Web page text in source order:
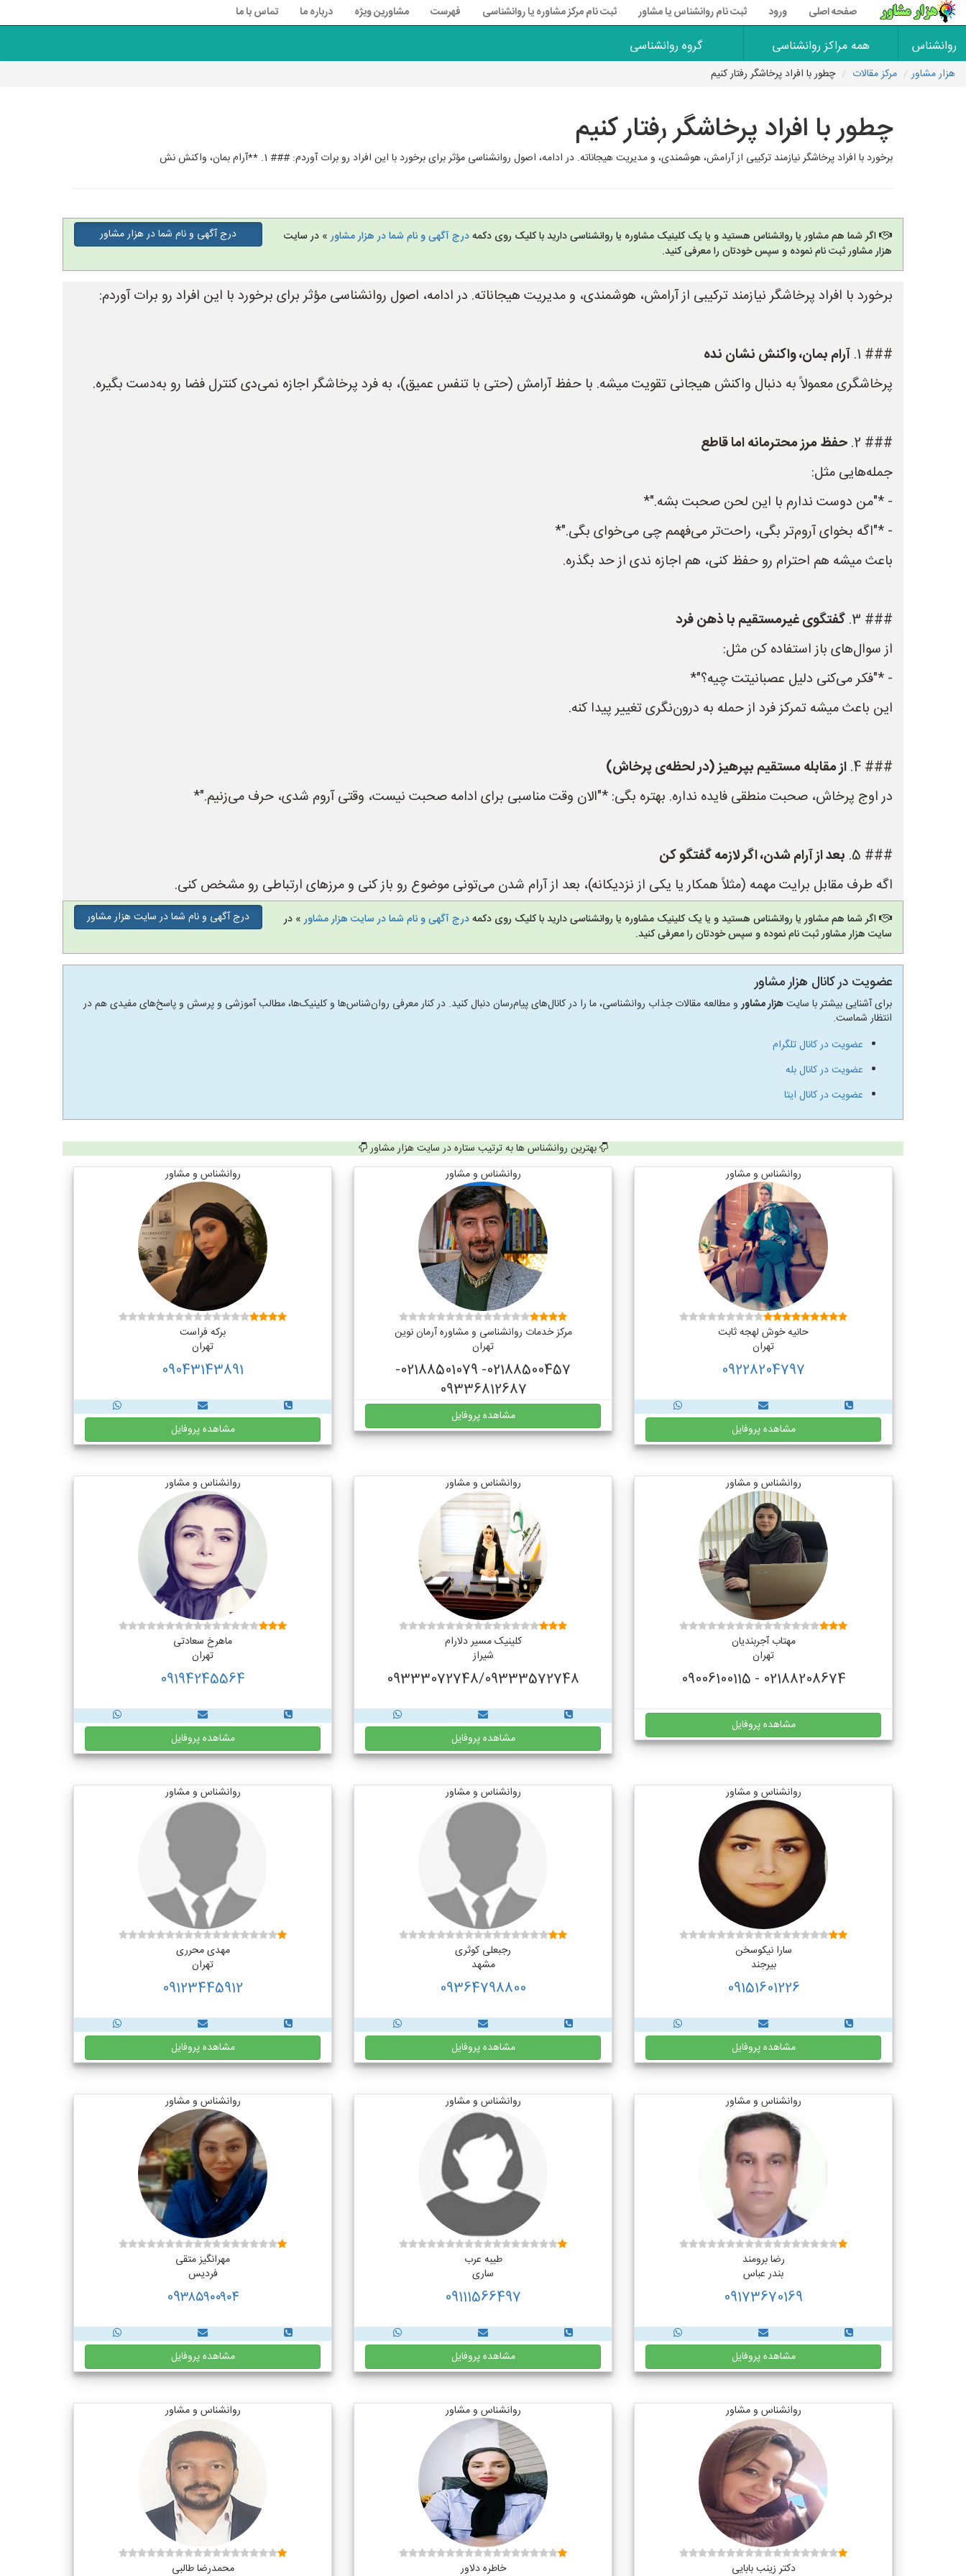
صفحه اصلی ورود ثبت نام روانشناس یا مشاور ثبت نام مرکز مشاوره یا روانشناسی فهرست مشاورین ویژه درباره ما تماس با ما
روانشناس همه مراکز روانشناسی گروه روانشناسی
هزار مشاور مرکز مقالات چطور با افراد پرخاشگر رفتار کنیم
چطور با افراد پرخاشگر رفتار کنیم
برخورد با افراد پرخاشگر نیازمند ترکیبی از آرامش، هوشمندی، و مدیریت هیجاناته. در ادامه، اصول روانشناسی مؤثر برای برخورد با این افراد رو برات آوردم: ### 1. **آرام بمان، واکنش نش
اگر شما هم مشاور یا روانشناس هستید و یا یک کلینیک مشاوره یا روانشناسی دارید با کلیک روی دکمهدرج آگهی و نام شما در هزار مشاور» در سایت
هزار مشاور ثبت نام نموده و سپس خودتان را معرفی کنید.
درج آگهی و نام شما در هزار مشاور
برخورد با افراد پرخاشگر نیازمند ترکیبی از آرامش، هوشمندی، و مدیریت هیجاناته. در ادامه، اصول روانشناسی مؤثر برای برخورد با این افراد رو برات آوردم:
### 1.
آرام بمان، واکنش نشان نده
پرخاشگری معمولاً به دنبال واکنش هیجانی تقویت میشه. با حفظ آرامش (حتی با تنفس عمیق)، به فرد پرخاشگر اجازه نمی‌دی کنترل فضا رو به‌دست بگیره.
### 2.
حفظ مرز محترمانه اما قاطع
جمله‌هایی مثل:
- *"من دوست ندارم با این لحن صحبت بشه."*
- *"اگه بخوای آروم‌تر بگی، راحت‌تر می‌فهمم چی می‌خوای بگی."*
باعث میشه هم احترام رو حفظ کنی، هم اجازه ندی از حد بگذره.
### 3.
گفتگوی غیرمستقیم با ذهن فرد
از سوال‌های باز استفاده کن مثل:
- *"فکر می‌کنی دلیل عصبانیتت چیه؟"*
این باعث میشه تمرکز فرد از حمله به درون‌نگری تغییر پیدا کنه.
### 4.
از مقابله مستقیم بپرهیز (در لحظه‌ی پرخاش)
در اوج پرخاش، صحبت منطقی فایده نداره. بهتره بگی: *"الان وقت مناسبی برای ادامه صحبت نیست، وقتی آروم شدی، حرف می‌زنیم."*
### 5.
بعد از آرام شدن، اگر لازمه گفتگو کن
اگه طرف مقابل برایت مهمه (مثلاً همکار یا یکی از نزدیکانه)، بعد از آرام شدن می‌تونی موضوع رو باز کنی و مرزهای ارتباطی رو مشخص کنی.
اگر شما هم مشاور یا روانشناس هستید و یا یک کلینیک مشاوره یا روانشناسی دارید با کلیک روی دکمهدرج آگهی و نام شما در سایت هزار مشاور» در
سایت هزار مشاور ثبت نام نموده و سپس خودتان را معرفی کنید.
درج آگهی و نام شما در سایت هزار مشاور
عضویت در کانال هزار مشاور
برای آشنایی بیشتر با سایتهزار مشاورو مطالعه مقالات جذاب روانشناسی، ما را در کانال‌های پیام‌رسان دنبال کنید. در کنار معرفی روان‌شناس‌ها و کلینیک‌ها، مطالب آموزشی و پرسش و پاسخ‌های مفیدی هم در
انتظار شماست.
عضویت در کانال تلگرام
عضویت در کانال بله
عضویت در کانال ایتا
بهترین روانشناس ها به ترتیب ستاره در سایت هزار مشاور
روانشناس و مشاور
حانیه خوش لهجه ثابت
تهران
09228204797
مشاهده پروفایل
روانشناس و مشاور
مرکز خدمات روانشناسی و مشاوره آرمان نوین
تهران
02188500457- 02188501079-
09336812687
مشاهده پروفایل
روانشناس و مشاور
برکه فراست
تهران
09043143891
مشاهده پروفایل
روانشناس و مشاور
مهتاب آجربندیان
تهران
02188208674 - 09006100115
مشاهده پروفایل
روانشناس و مشاور
کلینیک مسیر دلارام
شیراز
09333072748/09333572748
مشاهده پروفایل
روانشناس و مشاور
ماهرخ سعادتی
تهران
09194245564
مشاهده پروفایل
روانشناس و مشاور
سارا نیکوسخن
بیرجند
09151601226
مشاهده پروفایل
روانشناس و مشاور
رجبعلی کوثری
مشهد
09364798800
مشاهده پروفایل
روانشناس و مشاور
مهدی محرری
تهران
09123445912
مشاهده پروفایل
روانشناس و مشاور
رضا برومند
بندر عباس
09173670169
مشاهده پروفایل
روانشناس و مشاور
طیبه عرب
ساری
09111566497
مشاهده پروفایل
روانشناس و مشاور
مهرانگیز متقی
فردیس
09۳۸۵۹۰۰۹۰۴
مشاهده پروفایل
روانشناس و مشاور
دکتر زینب بابایی
روانشناس و مشاور
خاطره دلاور
روانشناس و مشاور
محمدرضا طالبی